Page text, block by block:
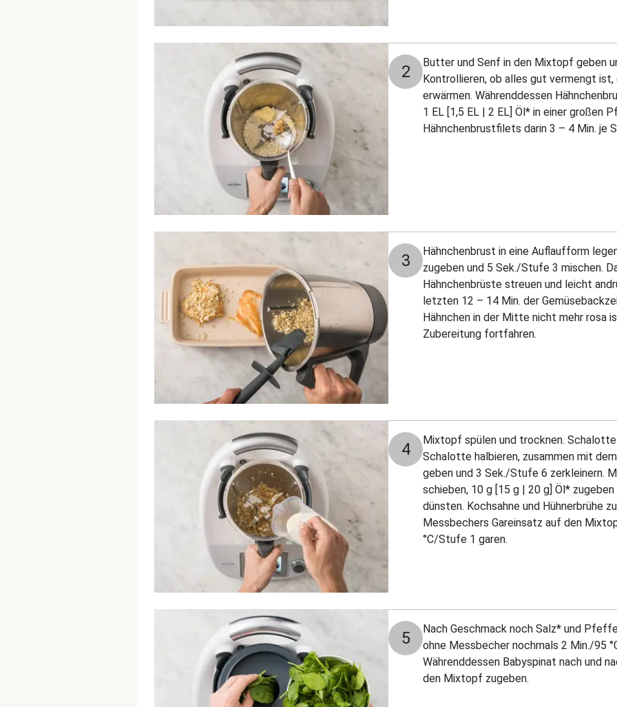
2
Butter und Senf in den Mixtopf geben
Kontrollieren, ob alles gut vermengt
erwärmen. Währenddessen
1 EL [1,5 EL | 2 EL] Öl* in einer großen
Hähnchenbrustfilets darin 3 – 4 Min. je
3
Hähnchenbrust in eine Auflaufform
zugeben und 5 Sek./Stufe 3 mischen.
Hähnchenbrüste streuen und leicht
letzten 12 – 14 Min. der
Hähnchen in der Mitte nicht mehr rosa
Zubereitung fortfahren.
4
Mixtopf spülen und trocknen. Schalotte
Schalotte halbieren, zusammen mit
geben und 3 Sek./Stufe 6 zerkleinern.
schieben, 10 g [15 g | 20 g] Öl*
dünsten. Kochsahne und Hühnerbrühe
Messbechers Gareinsatz auf den
°C/Stufe 1 garen.
5
Nach Geschmack noch Salz* und
ohne Messbecher nochmals 2 Min./95
Währenddessen Babyspinat nach und
den Mixtopf zugeben.